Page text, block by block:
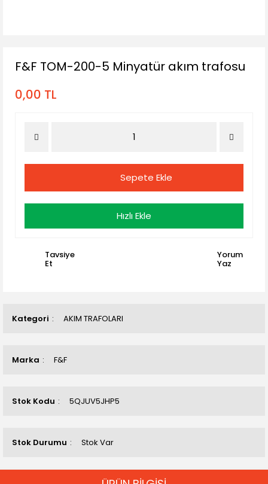
Kategori AKIM TRAFOLARI
Marka F&F
Stok Kodu 5QJUV5JHP5
Stok Durumu Stok Var
F&F TOM-200-5 Minyatür akım trafosu
0,00 TL
Sepete Ekle
Hızlı Ekle
Tavsiye
Et
Yorum
Yaz